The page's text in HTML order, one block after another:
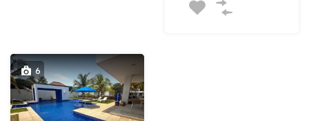
6